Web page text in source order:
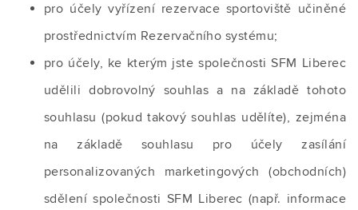
pro účely vyřízení rezervace sportoviště učiněné
prostřednictvím Rezervačního systému;
pro účely, ke kterým jste společnosti SFM Liberec
udělili dobrovolný souhlas a na základě tohoto
souhlasu (pokud takový souhlas udělíte), zejména
na základě souhlasu pro účely zasílání
personalizovaných marketingových (obchodních)
sdělení společnosti SFM Liberec (např. informace